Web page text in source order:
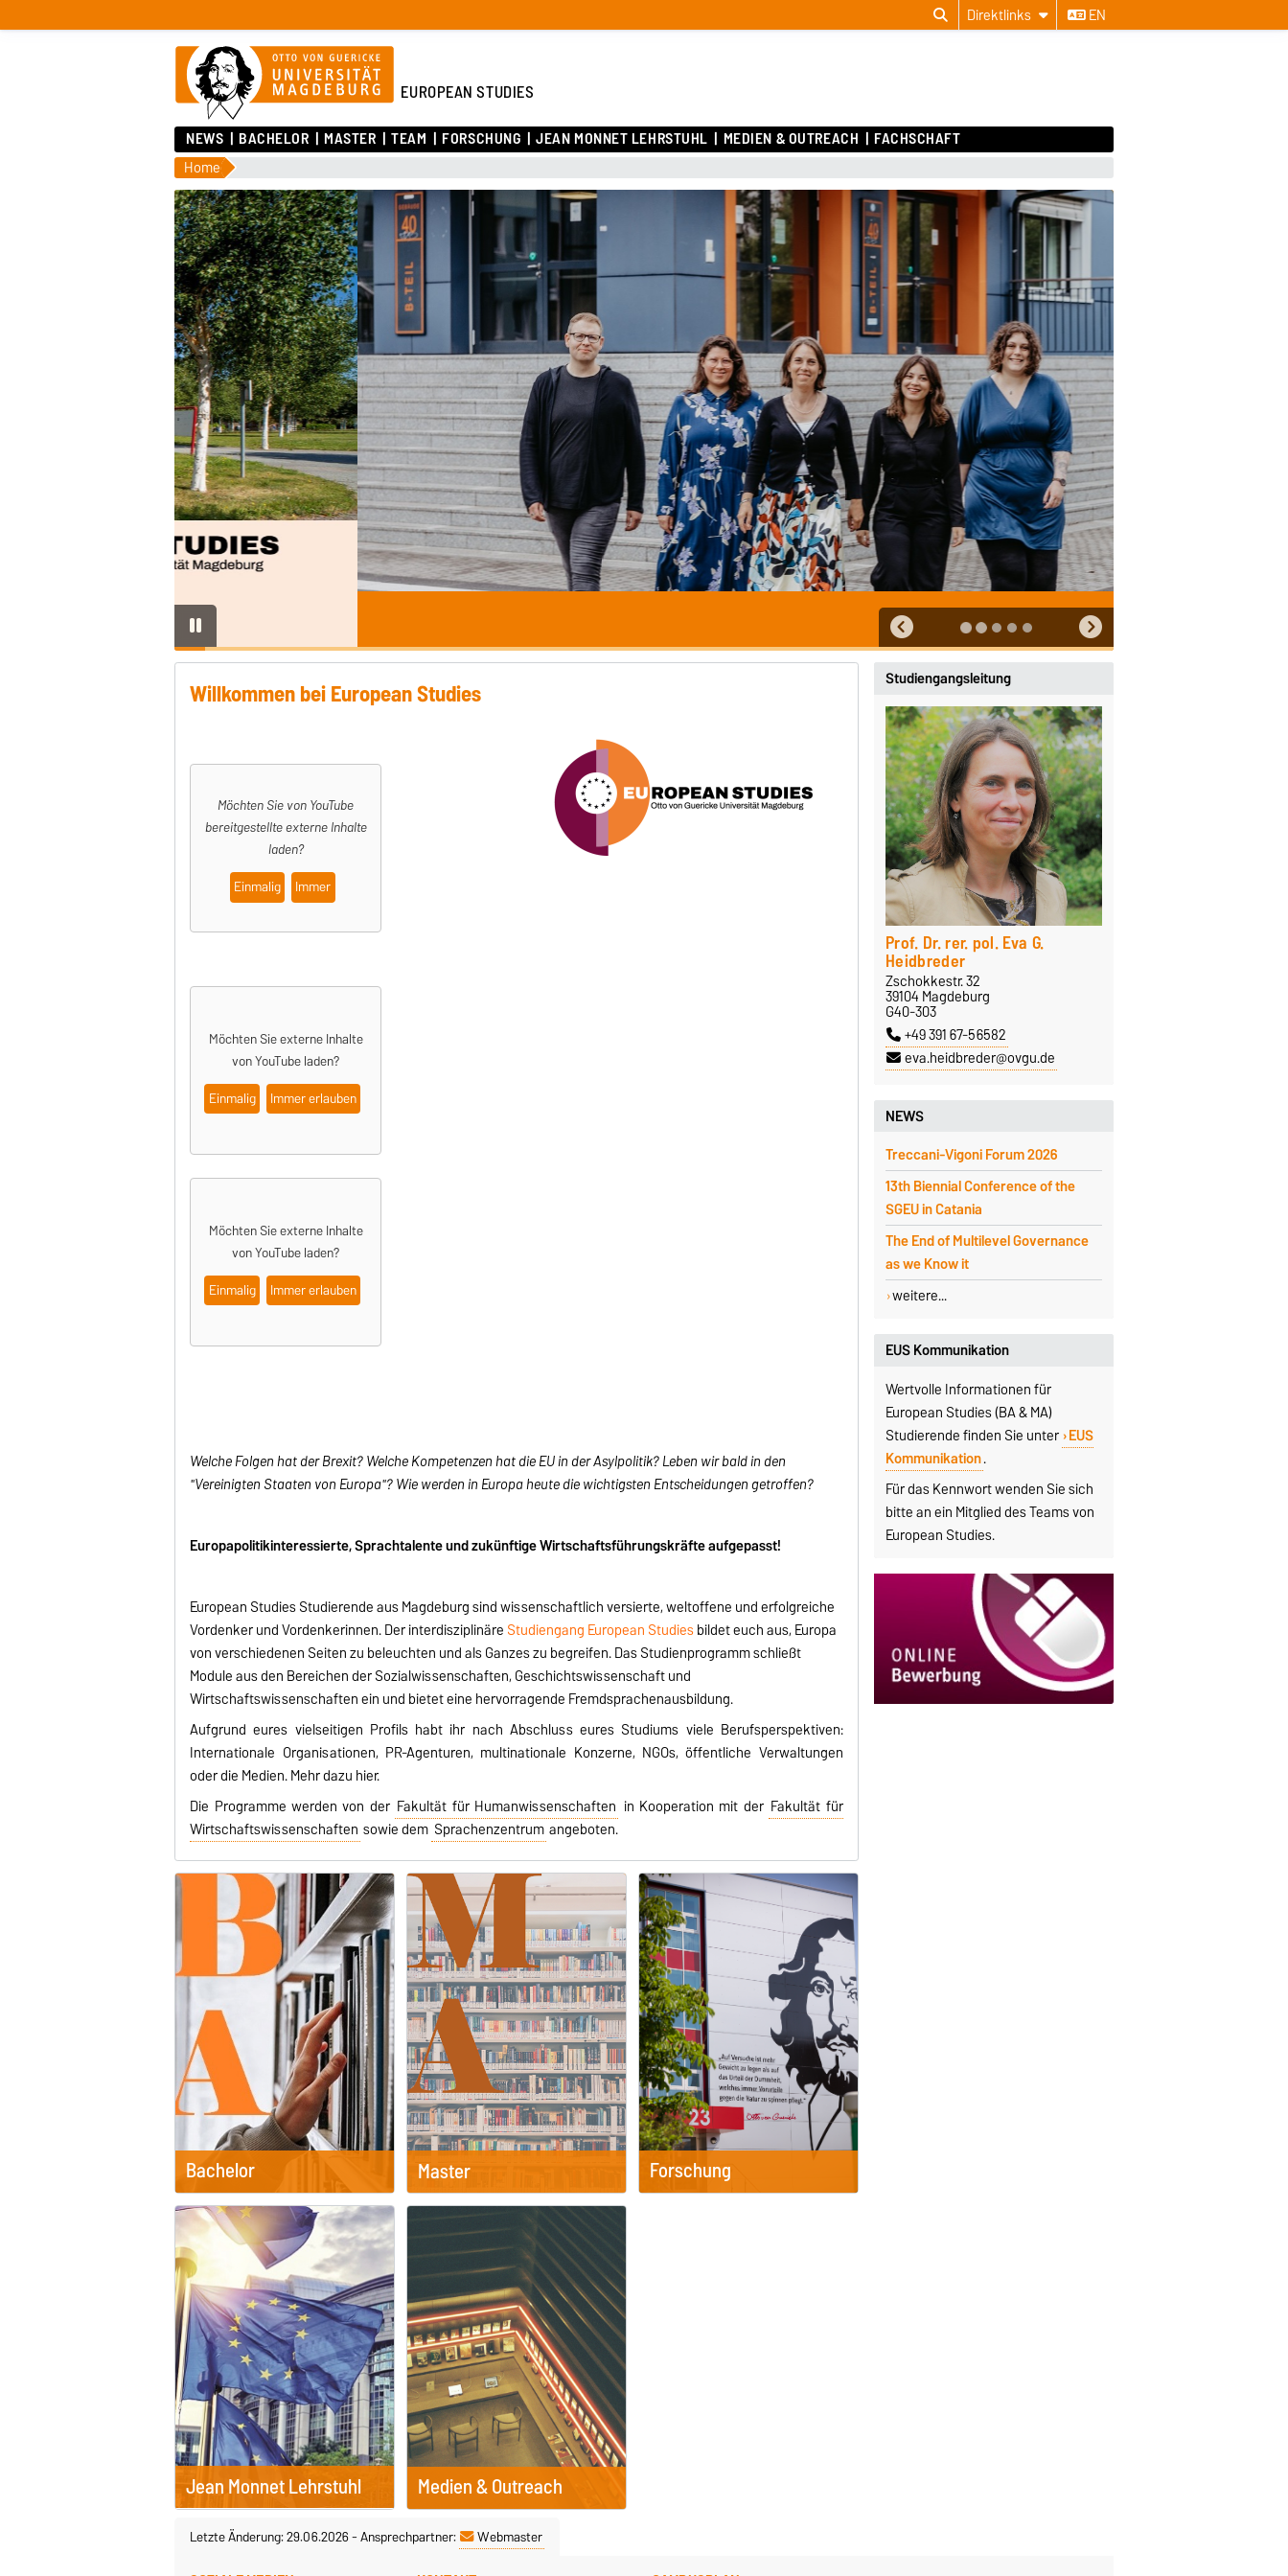
Direktlinks EN
EUROPEAN STUDIES
NEWS BACHELOR MASTER TEAM FORSCHUNG JEAN MONNET LEHRSTUHL MEDIEN & OUTREACH FACHSCHAFT
Home
Willkommen bei European Studies
Möchten Sie von YouTube
bereitgestellte externe Inhalte
laden?
Einmalig
Immer
Möchten Sie externe Inhalte
von YouTube laden?
Einmalig
Immer erlauben
Möchten Sie externe Inhalte
vonYouTubeladen?
Einmalig
Immer erlauben
Welche Folgen hat der Brexit?Welche Kompetenzen hat die EU in der Asylpolitik?Leben wir bald in den
"Vereinigten Staaten von Europa"?Wie werden in Europaheutediewichtigsten Entscheidungen getroffen?
Europapolitikinteressierte, Sprachtalente und zukünftige Wirtschaftsführungskräfte aufgepasst!
European Studies Studierende aus Magdeburg sind wissenschaftlich versierte, weltoffene und erfolgreiche
Vordenker und Vordenkerinnen.Der interdisziplinäre Studiengang European Studiesbildet euch aus, Europa
von verschiedenen Seiten zu beleuchten und als Ganzes zu begreifen. Das Studienprogramm schließt
Module aus den Bereichen der Sozialwissenschaften, Geschichtswissenschaft und
Wirtschaftswissenschaften ein und bietet eine hervorragende Fremdsprachenausbildung.
Aufgrund eures vielseitigen Profils habt ihr nach Abschluss eures Studiums viele Berufsperspektiven:
Internationale Organisationen, PR-Agenturen, multinationale Konzerne, NGOs, öffentliche Verwaltungen
oder die Medien.Mehr dazu hier.
Die Programme werden von der Fakultät für Humanwissenschaften in Kooperation mit der Fakultät für
Wirtschaftswissenschaften sowie dem Sprachenzentrum angeboten.
Bachelor Master Forschung
Jean Monnet Lehrstuhl Medien & Outreach
NEWS
Treccani-Vigoni Forum 2026
13th Biennial Conference of the
SGEU in Catania
The End of Multilevel Governance
as we Know it
weitere...
Studiengangsleitung
Prof. Dr. rer. pol. Eva G.
Heidbreder
Zschokkestr. 32
39104 Magdeburg
G40-303
+49 391 67-56582
eva.heidbreder@ovgu.de
EUS Kommunikation
Wertvolle Informationen für
European Studies (BA & MA)
Studierende finden Sie unter EUS
Kommunikation.
Für das Kennwort wenden Sie sich
bitte an ein Mitglied des Teams von
European Studies.
Letzte Änderung: 29.06.2026-Ansprechpartner: Webmaster